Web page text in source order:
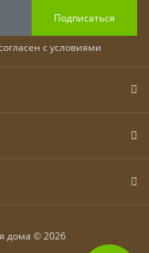
Подписаться
с условиями
дома © 2026